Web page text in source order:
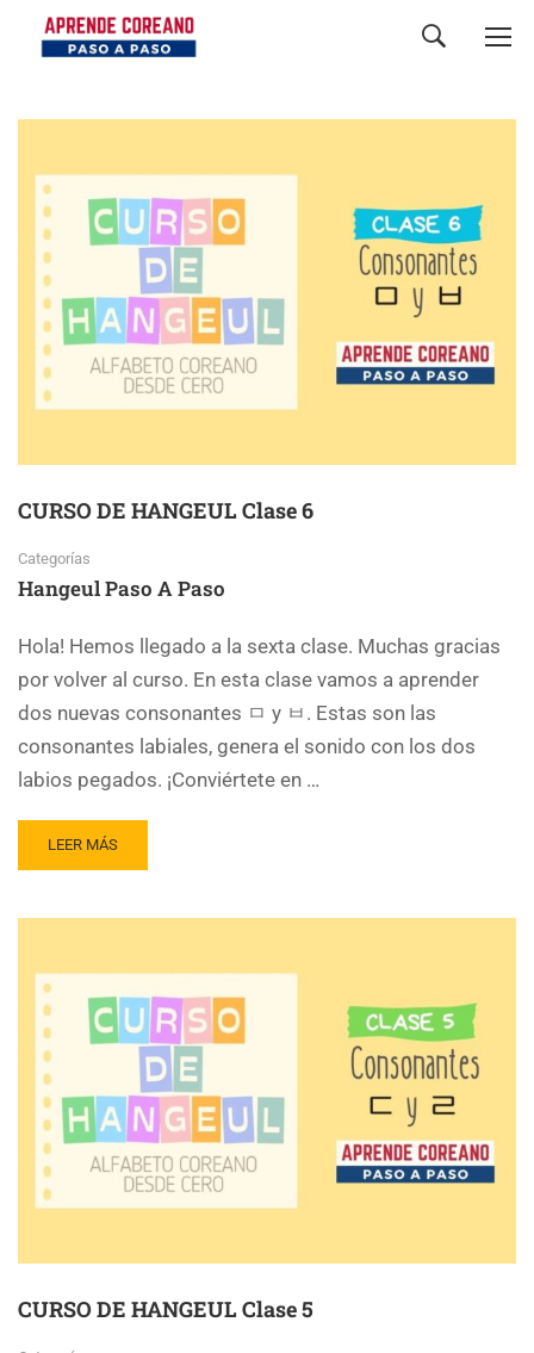
CURSO DE HANGEUL Clase 6
Categorías
Hangeul Paso A Paso
Hola! Hemos llegado a la sexta clase. Muchas gracias
por volver al curso. En esta clase vamos a aprender
dos nuevas consonantes ㅁ y ㅂ. Estas son las
consonantes labiales, genera el sonido con los dos
labios pegados. ¡Conviértete en …
LEER MÁS
CURSO DE HANGEUL Clase 5